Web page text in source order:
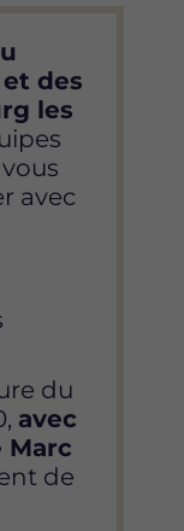
des
les
avec
du
avec
de